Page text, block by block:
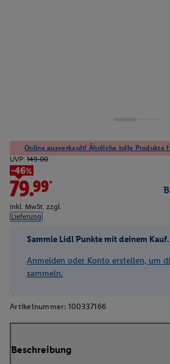
Online ausverkauft! Ähnliche tolle Produkte
UVP: 149.00
-46%
79.99*
inkl. MwSt. zzgl.
Lieferung
Sammle Lidl Punkte mit deinem Kauf.
Anmelden oder Konto erstellen, um
sammeln.
Artikelnummer: 100337166
Beschreibung